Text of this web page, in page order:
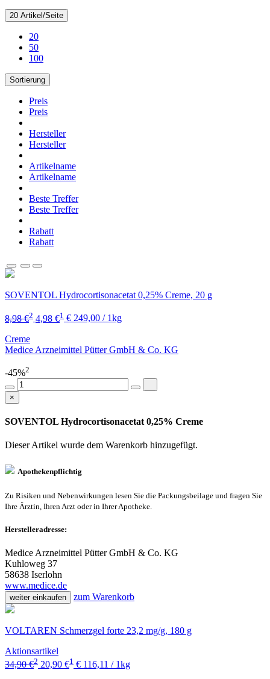
20 Artikel/Seite
20
50
100
Sortierung
Preis
Preis
Hersteller
Hersteller
Artikelname
Artikelname
Beste Treffer
Beste Treffer
Rabatt
Rabatt
SOVENTOL Hydrocortisonacetat 0,25% Creme, 20 g
8,98 €2 4,98 €1 € 249,00 / 1kg
Creme
Medice Arzneimittel Pütter GmbH & Co. KG
-45%2
×
SOVENTOL Hydrocortisonacetat 0,25% Creme
Dieser Artikel wurde dem Warenkorb hinzugefügt.
Apothekenpflichtig
Zu Risiken und Nebenwirkungen lesen Sie die Packungsbeilage und fragen Sie
Ihre Ärztin, Ihren Arzt oder in Ihrer Apotheke.
Herstelleradresse:
Medice Arzneimittel Pütter GmbH & Co. KG
Kuhloweg 37
58638 Iserlohn
www.medice.de
weiter einkaufen zum Warenkorb
VOLTAREN Schmerzgel forte 23,2 mg/g, 180 g
Aktionsartikel
34,90 €2 20,90 €1 € 116,11 / 1kg